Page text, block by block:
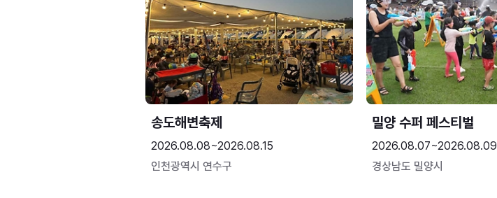
송도해변축제
2026.08.08~2026.08.15
인천광역시 연수구
밀양 수퍼 페스티벌
2026.08.07~2026.08.09
경상남도 밀양시